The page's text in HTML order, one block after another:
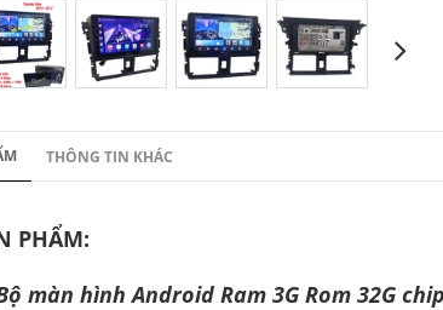
THÔNG TIN KHÁC
PHẨM:
màn hình Android Ram 3G Rom 32G